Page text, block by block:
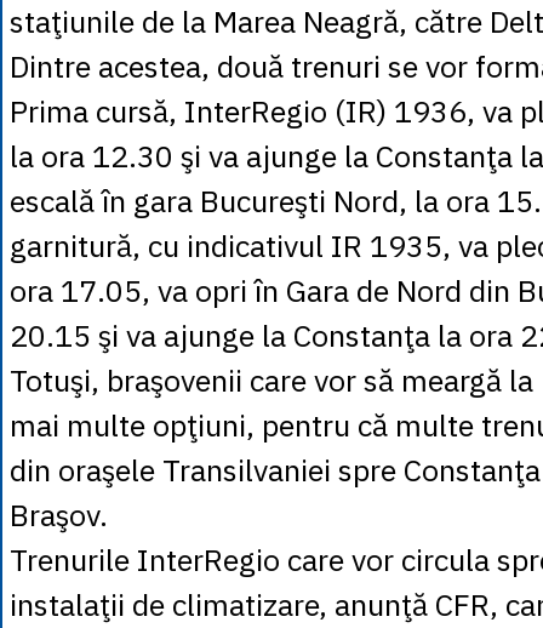
staţiunile de la Marea Neagră, către
Dintre acestea, două trenuri se vor
Prima cursă, InterRegio (IR) 1936, va
la ora 12.30 şi va ajunge la Constanţa
escală în gara Bucureşti Nord, la ora
garnitură, cu indicativul IR 1935, va
ora 17.05, va opri în Gara de Nord din
20.15 şi va ajunge la Constanţa la ora
Totuşi, braşovenii care vor să meargă
mai multe opţiuni, pentru că multe
din oraşele Transilvaniei spre
Braşov.
Trenurile InterRegio care vor circula
instalaţii de climatizare, anunţă CFR,